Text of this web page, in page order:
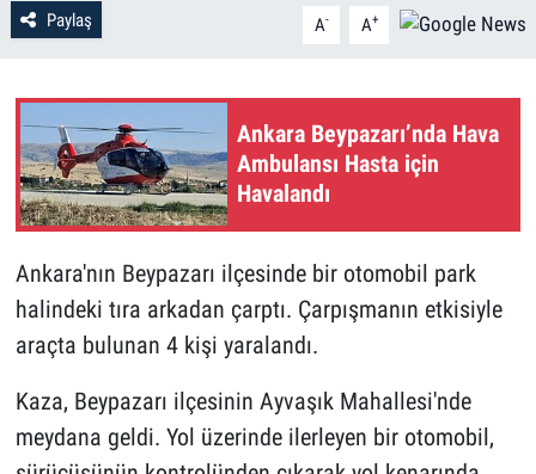
Paylaş A- A+
Ankara Beypazarı’nda Hava
Ambulansı Hasta için
Havalandı
Ankara'nın Beypazarı ilçesinde bir otomobil park
halindeki tıra arkadan çarptı. Çarpışmanın etkisiyle
araçta bulunan 4 kişi yaralandı.
Kaza, Beypazarı ilçesinin Ayvaşık Mahallesi'nde
meydana geldi. Yol üzerinde ilerleyen bir otomobil,